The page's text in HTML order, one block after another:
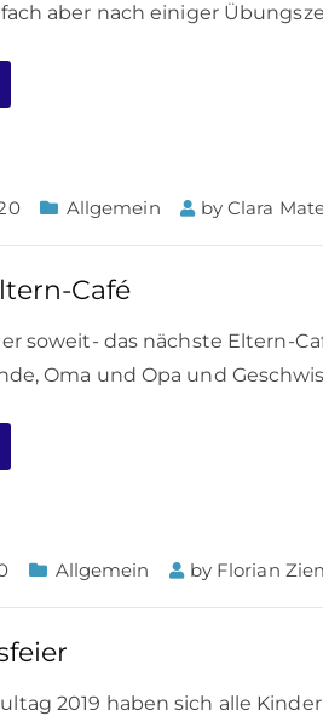
aber nach einiger
Allgemein byClara
Café
soweit- das nächste Eltern-
Oma und Opa und
Allgemein by Florian
2019 haben sich alle